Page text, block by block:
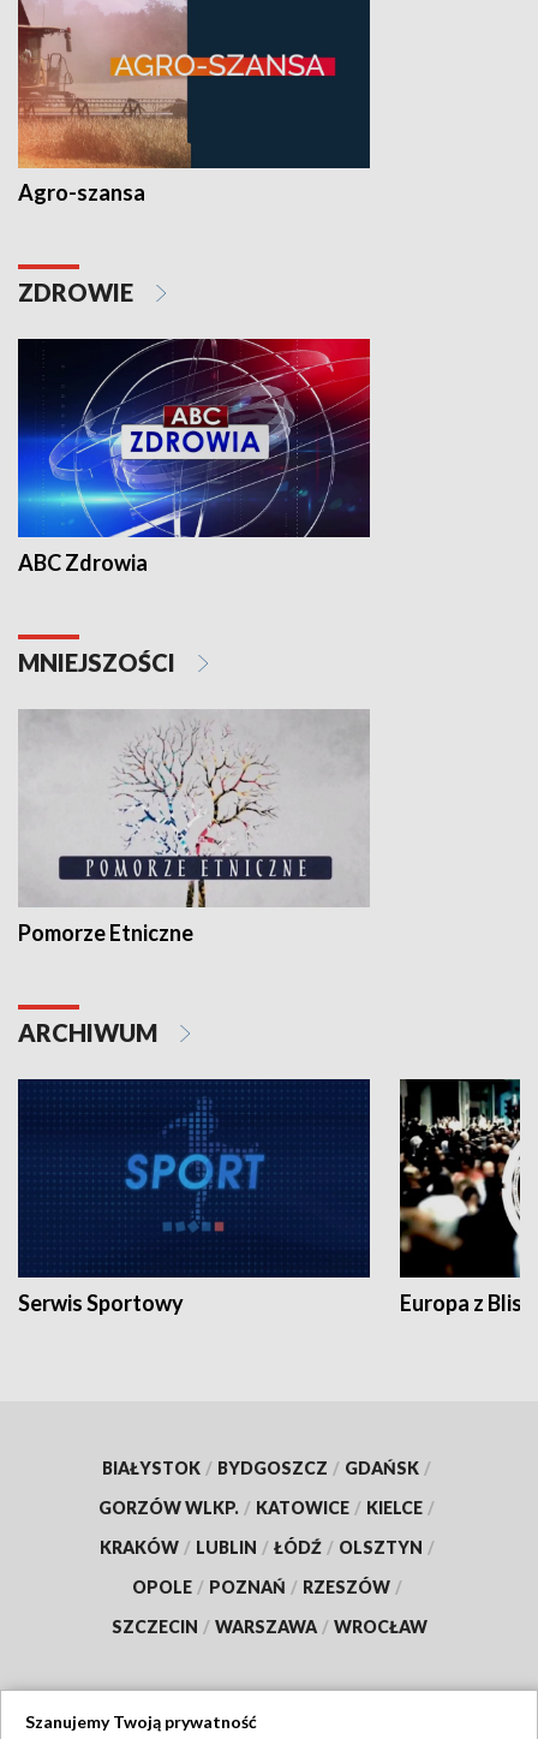
Agro-szansa
ZDROWIE
ABC Zdrowia
MNIEJSZOŚCI
Pomorze Etniczne
ARCHIWUM
Serwis Sportowy Europa z
BIAŁYSTOK / BYDGOSZCZ / GDAŃSK /
GORZÓW WLKP. / KATOWICE / KIELCE /
KRAKÓW / LUBLIN / ŁÓDŹ / OLSZTYN /
OPOLE / POZNAŃ / RZESZÓW /
SZCZECIN / WARSZAWA / WROCŁAW
Szanujemy Twoją prywatność